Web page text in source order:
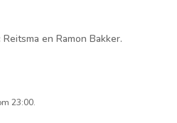
en Ramon Bakker.
23:00.